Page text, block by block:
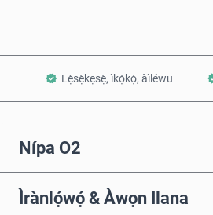
Lẹ́sẹ̀kẹsẹ̀, ìkọ̀kọ̀, àìléwu
Nípa O2
Ìrànlọ́wọ́ & Àwọn Ilana